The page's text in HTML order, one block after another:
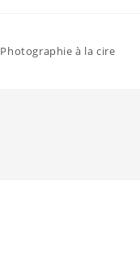
Photographie à la cire